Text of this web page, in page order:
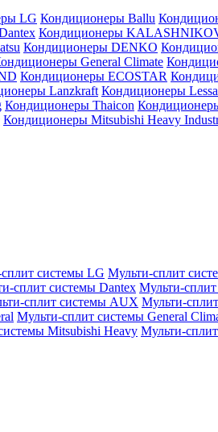
LG Кондиционеры Ballu
Кондиционеры
Кондиционеры DENKO
General Climate
Кондиционеры ECOSTAR
Lanzkraft Кондиционеры
Кондиционеры Thaicon
Кондиционеры Mitsubishi Heavy
системы LG Мульти-сплит
сплит системы Dantex Мульти-
сплит системы AUX Мульти-
Мульти-сплит системы General
Mitsubishi Heavy Мульти-